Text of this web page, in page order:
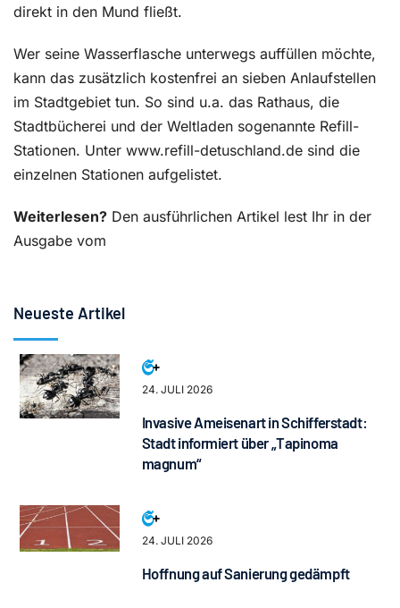
direkt in den Mund fließt.
Wer seine Wasserflasche unterwegs auffüllen möchte,
kann das zusätzlich kostenfrei an sieben Anlaufstellen
im Stadtgebiet tun. So sind u.a. das Rathaus, die
Stadtbücherei und der Weltladen sogenannte Refill-
Stationen. Unter www.refill-detuschland.de sind die
einzelnen Stationen aufgelistet.
Weiterlesen? Den ausführlichen Artikel lest Ihr in der
Ausgabe vom
Neueste Artikel
24. JULI 2026
Invasive Ameisenart in Schifferstadt:
Stadt informiert über „Tapinoma
magnum“
24. JULI 2026
Hoffnung auf Sanierung gedämpft